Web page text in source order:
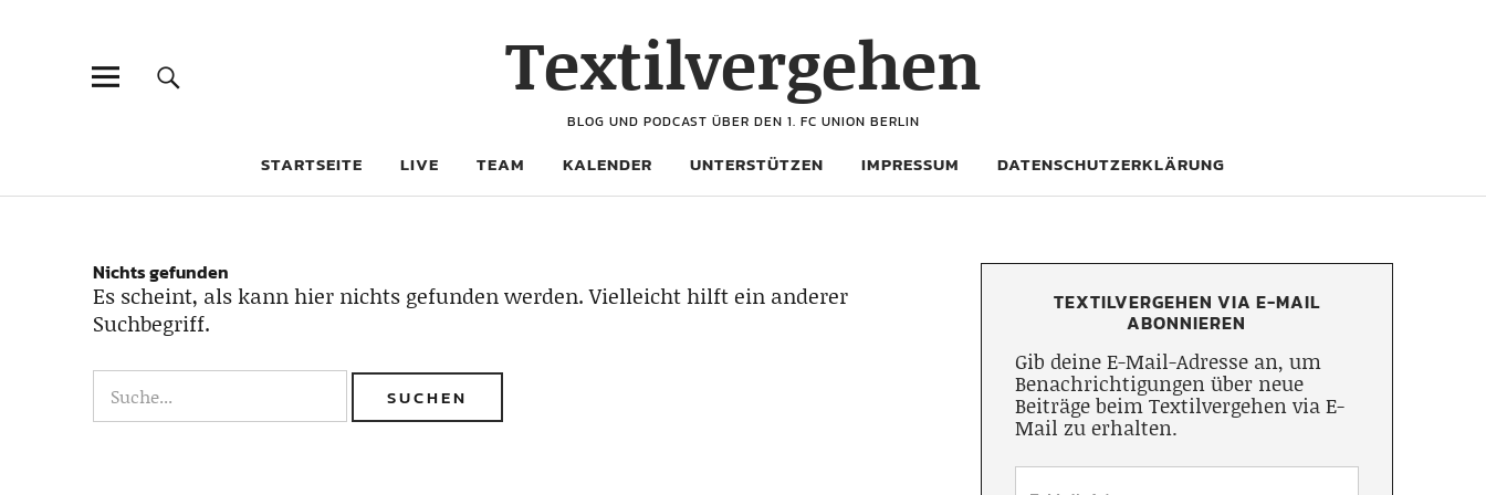
Textilvergehen
BLOG UND PODCAST ÜBER DEN 1. FC UNION BERLIN
STARTSEITE LIVE TEAM KALENDER UNTERSTÜTZEN IMPRESSUM DATENSCHUTZERKLÄRUNG
Nichts gefunden
Es scheint, als kann hier nichts gefunden werden. Vielleicht hilft ein anderer
Suchbegriff.
TEXTILVERGEHEN VIA E-MAIL
ABONNIEREN
Gib deine E-Mail-Adresse an, um
Benachrichtigungen über neue
Beiträge beim Textilvergehen via E-
Mail zu erhalten.